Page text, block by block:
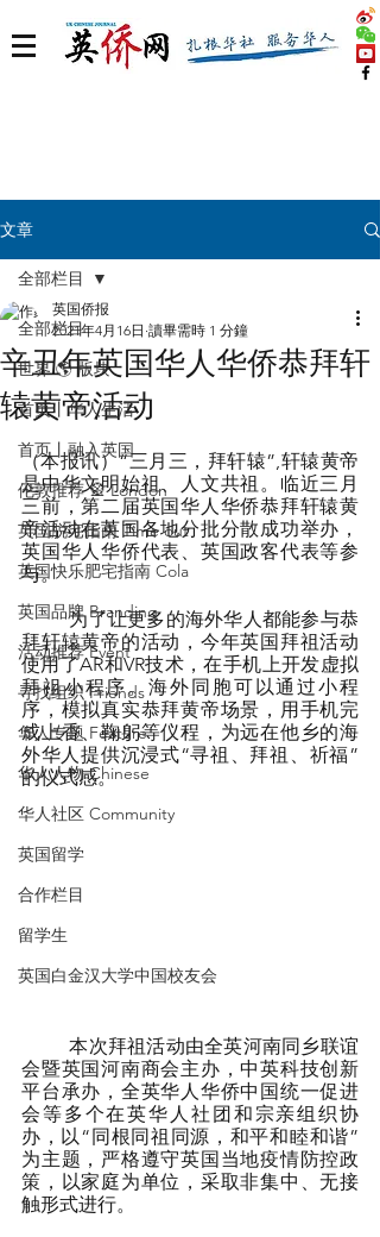
文章
全部栏目
世界 🌎 版块
首页丨华人生活
首页丨融入英国
伦敦推荐 🎡 London
英国脱宅指南 Time out
英国快乐肥宅指南 Cola
英国品牌 Branding
活动推荐 Event
寻找组织 Friends
华人专题 Feature
华人人物 Chinese
华人社区 Community
英国留学
合作栏目
留学生
英国白金汉大学中国校友会
全部栏目
辛丑年英国华人华侨恭拜轩
辕黄帝活动
英国侨报
2021年4月16日 讀畢需時 1 分鐘
（本报讯）“三月三，拜轩辕”,轩辕黄帝
是中华文明始祖、人文共祖。临近三月
三前，第二届英国华人华侨恭拜轩辕黄
帝活动在英国各地分批分散成功举办，
英国华人华侨代表、英国政客代表等参
与。
	为了让更多的海外华人都能参与恭
拜轩辕黄帝的活动，今年英国拜祖活动
使用了AR和VR技术，在手机上开发虚拟
拜祖小程序。海外同胞可以通过小程
序，模拟真实恭拜黄帝场景，用手机完
成上香、鞠躬等仪程，为远在他乡的海
外华人提供沉浸式“寻祖、拜祖、祈福”
的仪式感。
	本次拜祖活动由全英河南同乡联谊
会暨英国河南商会主办，中英科技创新
平台承办，全英华人华侨中国统一促进
会等多个在英华人社团和宗亲组织协
办，以“同根同祖同源，和平和睦和谐”
为主题，严格遵守英国当地疫情防控政
策，以家庭为单位，采取非集中、无接
触形式进行。